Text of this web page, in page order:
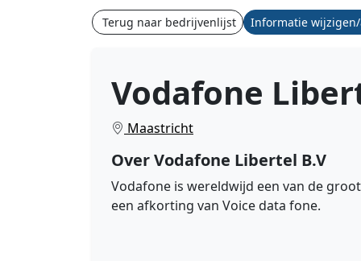
Terug naar bedrijvenlijst Informatie
Vodafone
Maastricht
Over Vodafone Libertel B.V
Vodafone is wereldwijd een van de
een afkorting van Voice data fone.